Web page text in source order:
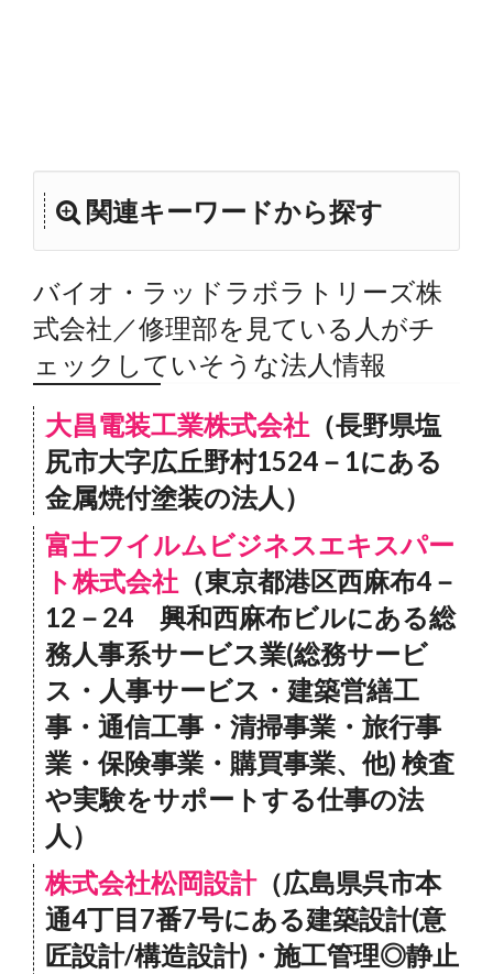
関連キーワードから探す
バイオ・ラッドラボラトリーズ株
式会社／修理部を見ている人がチ
ェックしていそうな法人情報
大昌電装工業株式会社 （長野県塩
尻市大字広丘野村1524－1にある
金属焼付塗装の法人）
富士フイルムビジネスエキスパー
ト株式会社 （東京都港区西麻布4－
12－24 興和西麻布ビルにある総
務人事系サービス業(総務サービ
ス・人事サービス・建築営繕工
事・通信工事・清掃事業・旅行事
業・保険事業・購買事業、他) 検査
や実験をサポートする仕事の法
人）
株式会社松岡設計（広島県呉市本
通4丁目7番7号にある建築設計(意
匠設計/構造設計)・施工管理◎静止